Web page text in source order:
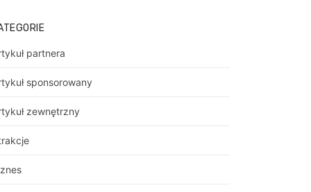
partnera
sponsorowany
zewnętrzny